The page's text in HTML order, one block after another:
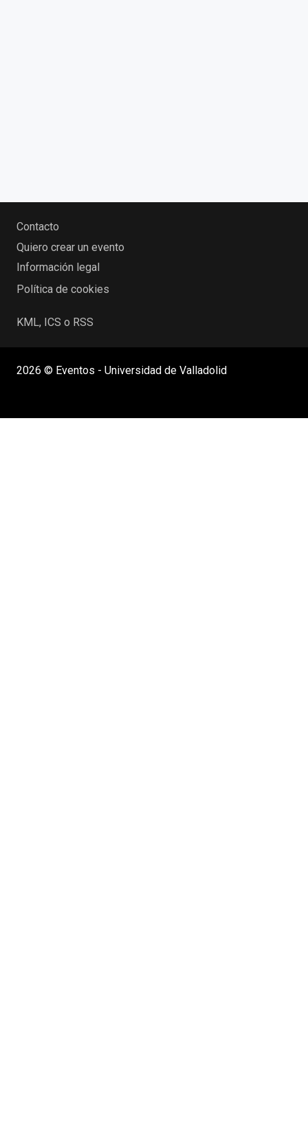
Contacto
Quiero crear un evento
Información legal
Política de cookies
KML, ICS o RSS
2026 © Eventos - Universidad de Valladolid